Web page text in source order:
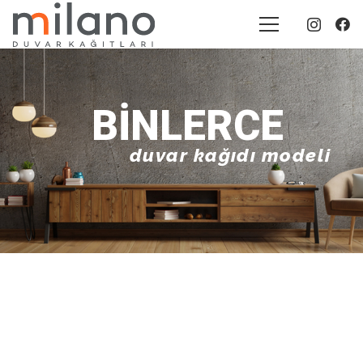
BINLERCE
duvar kağıdı modeli